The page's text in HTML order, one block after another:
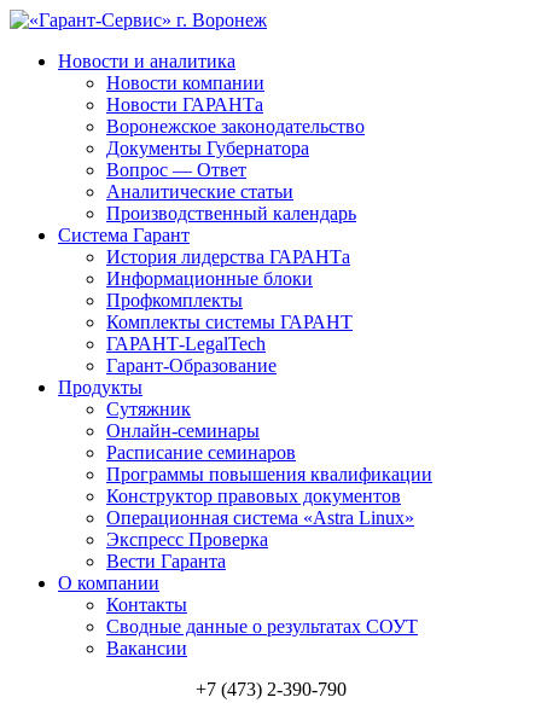
Новости и аналитика
Новости компании
Новости ГАРАНТа
Воронежское законодательство
Документы Губернатора
Вопрос — Ответ
Аналитические статьи
Производственный календарь
Система Гарант
История лидерства ГАРАНТа
Информационные блоки
Профкомплекты
Комплекты системы ГАРАНТ
ГАРАНТ-LegalTech
Гарант-Образование
Продукты
Сутяжник
Онлайн-семинары
Расписание семинаров
Программы повышения квалификации
Конструктор правовых документов
Операционная система «Astra Linux»
Экспресс Проверка
Вести Гаранта
О компании
Контакты
Сводные данные о результатах СОУТ
Вакансии
+7 (473) 2-390-790